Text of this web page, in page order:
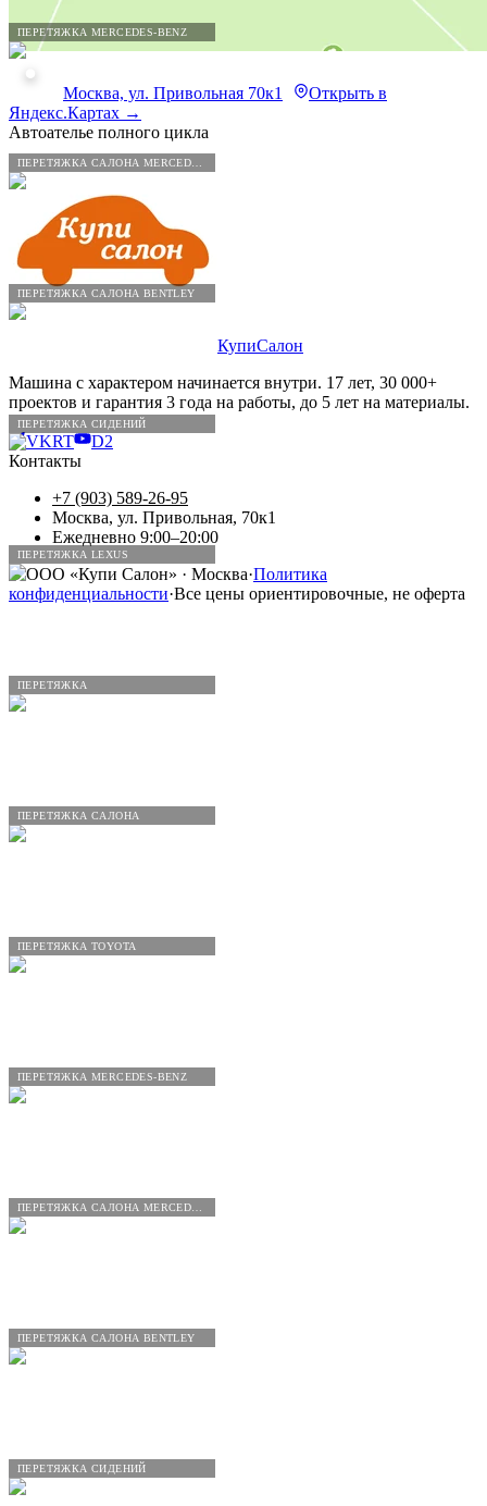
ПЕРЕТЯЖКА MERCEDES-BENZ
ПЕРЕТЯЖКА САЛОНА BENTLEY
ПЕРЕТЯЖКА СИДЕНИЙ
ПЕРЕТЯЖКА LEXUS
ПЕРЕТЯЖКА
ПЕРЕТЯЖКА САЛОНА
ПЕРЕТЯЖКА TOYOTA
ПЕРЕТЯЖКА MERCEDES-BENZ
ПЕРЕТЯЖКА САЛОНА BENTLEY
ПЕРЕТЯЖКА СИДЕНИЙ
Москва, ул. Привольная 70к1
Открыть в
Яндекс.Картах →
Автоателье полного цикла
КупиСалон
Машина с характером начинается внутри. 17 лет, 30 000+
проектов и гарантия 3 года на работы, до 5 лет на материалы.
VKRT
D2
Контакты
+7 (903) 589-26-95
Москва, ул. Привольная, 70к1
Ежедневно 9:00–20:00
©ООО «Купи Салон» · Москва·Политика
конфиденциальности·Все цены ориентировочные, не оферта